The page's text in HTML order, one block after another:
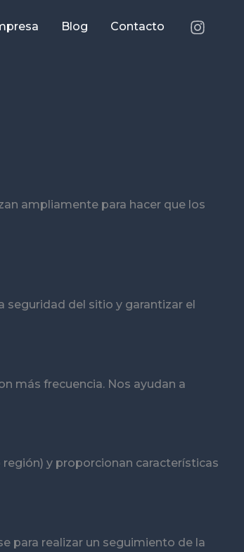
Blog Contacto
ampliamente para hacer que los
seguridad del sitio y garantizar el
más frecuencia. Nos ayudan a
y proporcionan características
para realizar un seguimiento de la